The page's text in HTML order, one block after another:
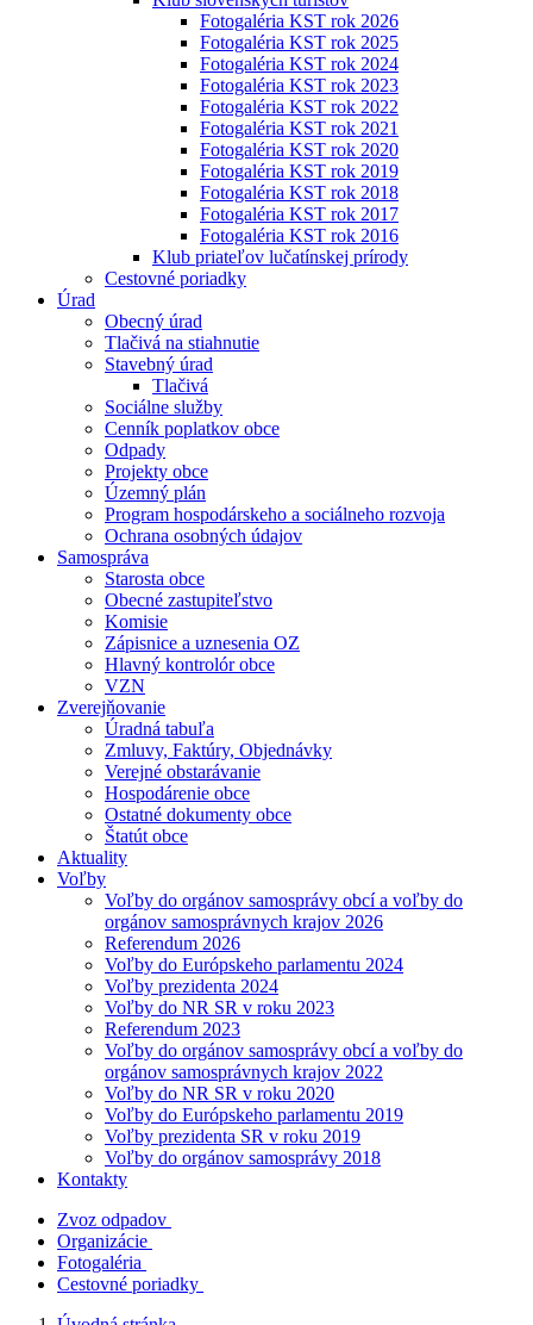
Fotogaléria KST rok 2026
Fotogaléria KST rok 2025
Fotogaléria KST rok 2024
Fotogaléria KST rok 2023
Fotogaléria KST rok 2022
Fotogaléria KST rok 2021
Fotogaléria KST rok 2020
Fotogaléria KST rok 2019
Fotogaléria KST rok 2018
Fotogaléria KST rok 2017
Fotogaléria KST rok 2016
Klub priateľov lučatínskej prírody
Cestovné poriadky
Úrad
Obecný úrad
Tlačivá na stiahnutie
Stavebný úrad
Tlačivá
Sociálne služby
Cenník poplatkov obce
Odpady
Projekty obce
Územný plán
Program hospodárskeho a sociálneho rozvoja
Ochrana osobných údajov
Samospráva
Starosta obce
Obecné zastupiteľstvo
Komisie
Zápisnice a uznesenia OZ
Hlavný kontrolór obce
VZN
Zverejňovanie
Úradná tabuľa
Zmluvy, Faktúry, Objednávky
Verejné obstarávanie
Hospodárenie obce
Ostatné dokumenty obce
Štatút obce
Aktuality
Voľby
Voľby do orgánov samosprávy obcí a voľby do
orgánov samosprávnych krajov 2026
Referendum 2026
Voľby do Európskeho parlamentu 2024
Voľby prezidenta 2024
Voľby do NR SR v roku 2023
Referendum 2023
Voľby do orgánov samosprávy obcí a voľby do
orgánov samosprávnych krajov 2022
Voľby do NR SR v roku 2020
Voľby do Európskeho parlamentu 2019
Voľby prezidenta SR v roku 2019
Voľby do orgánov samosprávy 2018
Kontakty
Zvoz odpadov
Organizácie
Fotogaléria
Cestovné poriadky